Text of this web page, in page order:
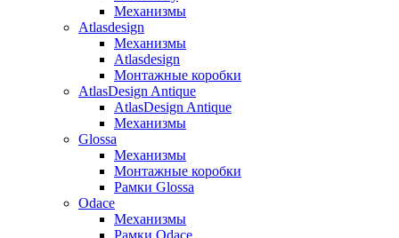
Механизмы
Atlasdesign
Механизмы
Atlasdesign
Монтажные коробки
AtlasDesign Antique
AtlasDesign Antique
Механизмы
Glossa
Механизмы
Монтажные коробки
Рамки Glossa
Odace
Механизмы
Рамки Odace